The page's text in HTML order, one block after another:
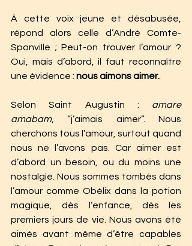
À cette voix jeune et désabusée,
répond alors celle d’André Comte-
Sponville ; Peut-on trouver l’amour ?
Oui, mais d’abord, il faut reconnaître
une évidence : nous aimons aimer.
Selon Saint Augustin : amare
amabam, “j’aimais aimer”. Nous
cherchons tous l’amour, surtout quand
nous ne l’avons pas. Car aimer est
d’abord un besoin, ou du moins une
nostalgie. Nous sommes tombés dans
l’amour comme Obélix dans la potion
magique, dès l’enfance, dès les
premiers jours de vie. Nous avons été
aimés avant même d’être capables